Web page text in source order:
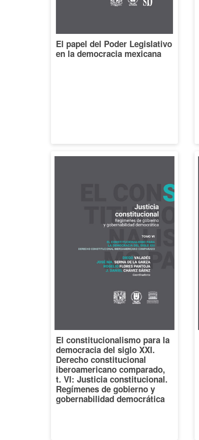
El papel del Poder Legislativo
en la democracia mexicana
El constitucionalismo para la
democracia del siglo XXI.
Derecho constitucional
iberoamericano comparado,
t. VI: Justicia constitucional.
Regímenes de gobierno y
gobernabilidad democrática